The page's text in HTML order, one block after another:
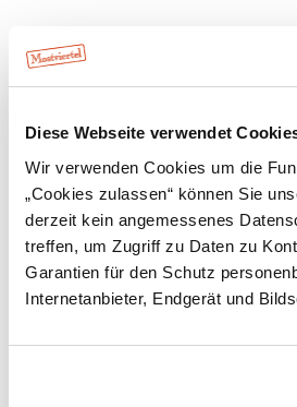
Diese Webseite verwendet
Wir verwenden Cookies um die
„Cookies zulassen“ können Sie
derzeit kein angemessenes
treffen, um Zugriff zu Daten zu
Garantien für den Schutz
Internetanbieter, Endgerät und